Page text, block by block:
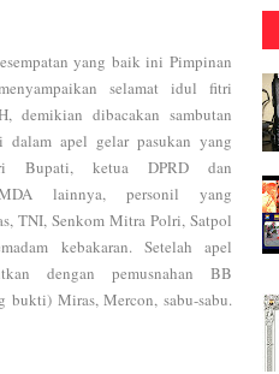
yang baik ini Pimpinan
selamat idul fitri
demikian dibacakan sambutan
dalam apel gelar pasukan yang
Bupati, ketua DPRD dan
lainnya, personil yang
TNI, Senkom Mitra Polri, Satpol
kebakaran. Setelah apel
dengan pemusnahan BB
bukti) Miras, Mercon, sabu-sabu.